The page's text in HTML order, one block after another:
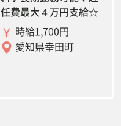
任費最大４万円支給☆
時給1,700円
愛知県幸田町